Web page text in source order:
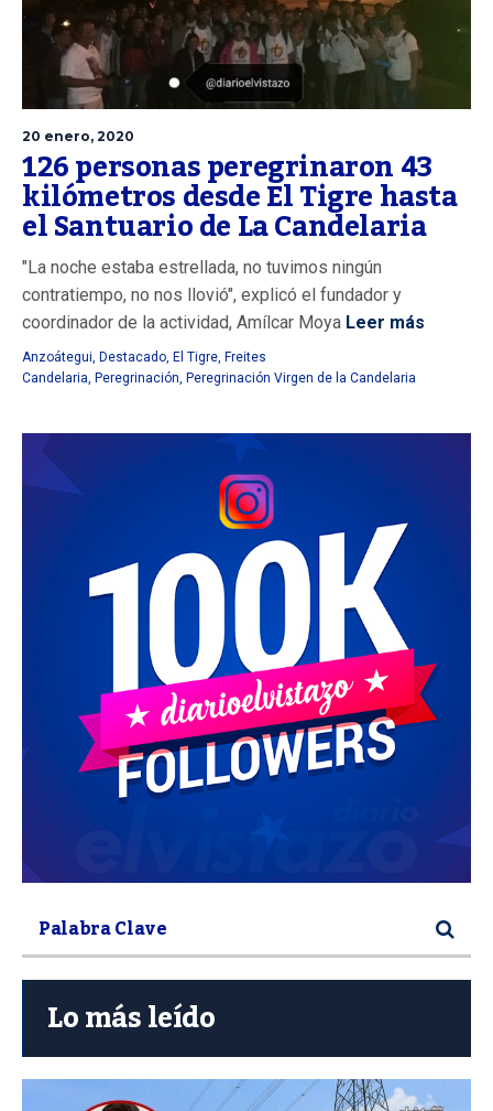
20 enero, 2020
126 personas peregrinaron 43
kilómetros desde El Tigre hasta
el Santuario de La Candelaria
"La noche estaba estrellada, no tuvimos ningún
contratiempo, no nos llovió", explicó el fundador y
coordinador de la actividad, Amílcar Moya Leer más
Anzoátegui, Destacado, El Tigre, Freites
Candelaria, Peregrinación, Peregrinación Virgen de la Candelaria
Lo más leído